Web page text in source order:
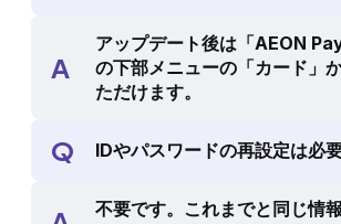
A
アップデート後は「AEON
の下部メニューの「カード」
ただけます。
Q IDやパスワードの再設定は必
不要です。これまでと同じ情